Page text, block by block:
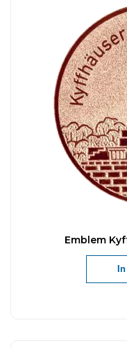
Emblem